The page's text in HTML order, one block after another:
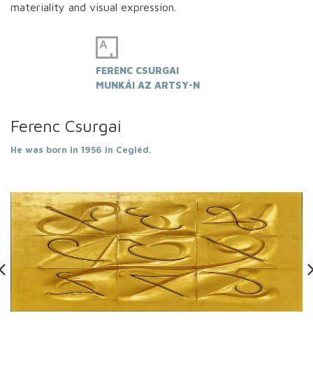
materiality and visual expression.
FERENC CSURGAI
MUNKÁI AZ ARTSY-N
Ferenc Csurgai
He was born in 1956 in Cegléd.